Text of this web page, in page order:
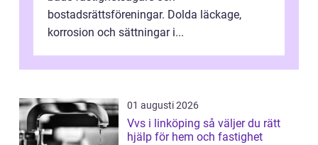
bostadsrättsföreningar. Dolda läckage,
korrosion och sättningar i...
01 augusti 2026
Vvs i linköping så väljer du rätt
hjälp för hem och fastighet